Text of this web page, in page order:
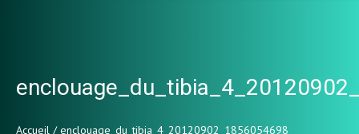
Accueil /enclouage_du_tibia_4_20120902_1856054698